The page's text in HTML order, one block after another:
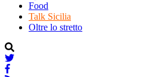
Food
Talk Sicilia
Oltre lo stretto